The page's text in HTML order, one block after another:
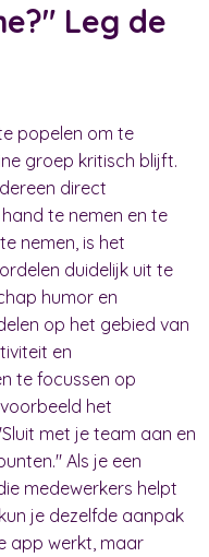
Leg de
popelen om te
groep kritisch blijft.
direct
te nemen en te
nemen, is het
duidelijk uit te
humor en
op het gebied van
en
te focussen op
het
met je team aan en
Als je een
medewerkers helpt
je dezelfde aanpak
app werkt, maar